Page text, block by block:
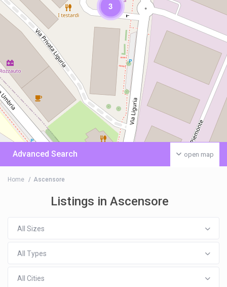
3
open map
Advanced Search
Home Ascensore
Listings in Ascensore
All Sizes
All Types
All Cities